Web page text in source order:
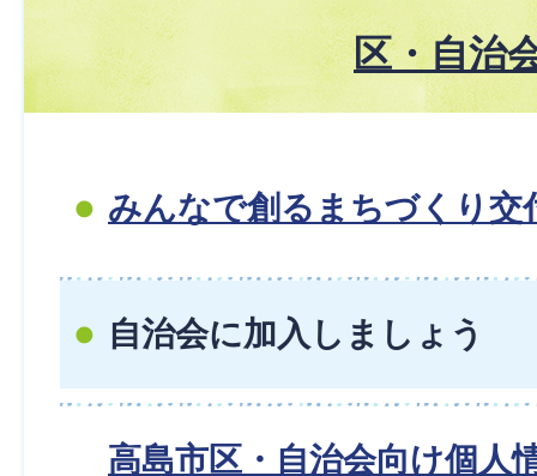
区・自治
みんなで創るまちづくり交
自治会に加入しましょう
高島市区・自治会向け個人